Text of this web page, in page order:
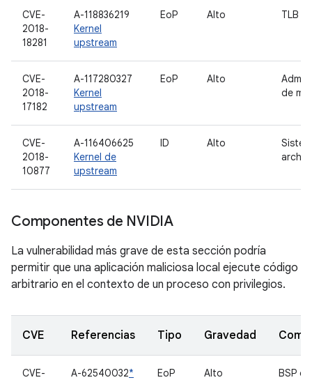
CVE-
2018-
18281
A-118836219
Kernel
upstream
EoP Alto TLB
CVE-
2018-
17182
A-117280327
Kernel
upstream
EoP Alto
de
CVE-
2018-
10877
A-116406625
Kernel de
upstream
ID Alto
Componentes de NVIDIA
La vulnerabilidad más grave de esta sección podría
permitir que una aplicación maliciosa local ejecute código
arbitrario en el contexto de un proceso con privilegios.
CVE Referencias Tipo Gravedad
CVE-
A-62540032* EoP Alto BSP